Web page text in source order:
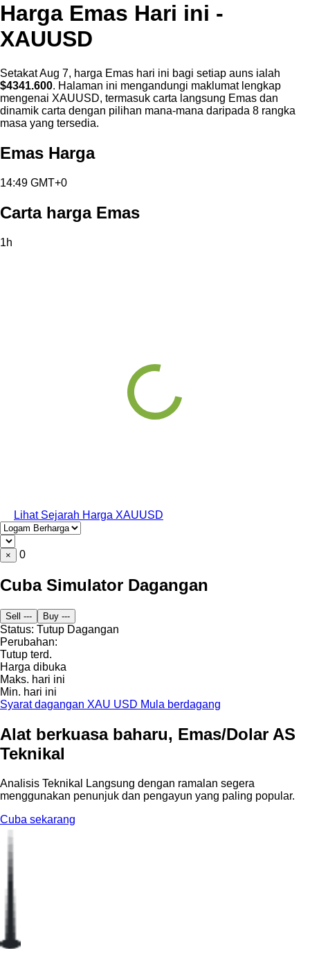
Harga Emas Hari ini -
XAUUSD
Setakat Aug 7, harga Emas hari ini bagi setiap auns ialah
$4341.600. Halaman ini mengandungi maklumat lengkap
mengenai XAUUSD, termasuk carta langsung Emas dan
dinamik carta dengan pilihan mana-mana daripada 8 rangka
masa yang tersedia.
Emas Harga
14:49 GMT+0
Carta harga Emas
1h
Lihat Sejarah Harga XAUUSD
× 0
Cuba Simulator Dagangan
Sell --- Buy ---
Status: Tutup Dagangan
Perubahan:
Tutup terd.
Harga dibuka
Maks. hari ini
Min. hari ini
Syarat dagangan XAU USD Mula berdagang
Alat berkuasa baharu, Emas/Dolar AS
Teknikal
Analisis Teknikal Langsung dengan ramalan segera
menggunakan penunjuk dan pengayun yang paling popular.
Cuba sekarang